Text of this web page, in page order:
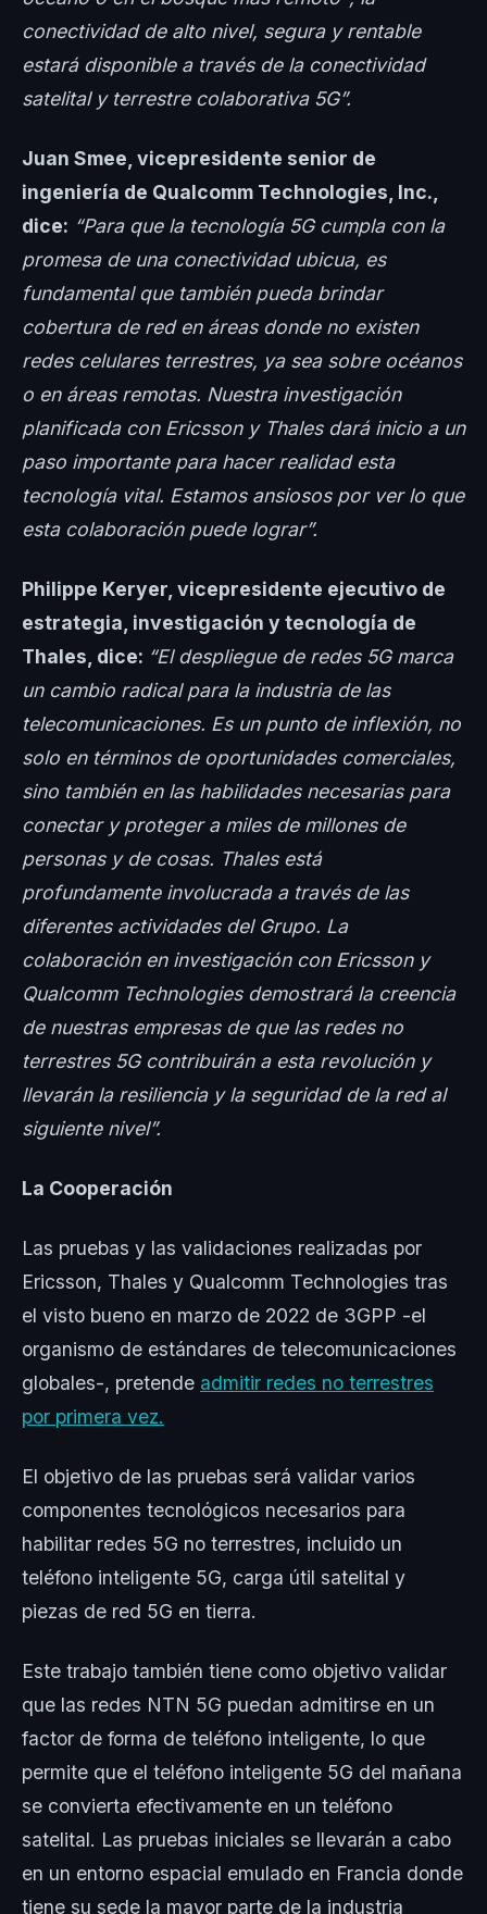
conectividad de alto nivel, segura y rentable
estará disponible a través de la conectividad
satelital y terrestre colaborativa 5G”.
Juan Smee, vicepresidente senior de
ingeniería de Qualcomm Technologies, Inc.,
dice: “Para que la tecnología 5G cumpla con la
promesa de una conectividad ubicua, es
fundamental que también pueda brindar
cobertura de red en áreas donde no existen
redes celulares terrestres, ya sea sobre océanos
o en áreas remotas. Nuestra investigación
planificada con Ericsson y Thales dará inicio a un
paso importante para hacer realidad esta
tecnología vital. Estamos ansiosos por ver lo que
esta colaboración puede lograr”.
Philippe Keryer, vicepresidente ejecutivo de
estrategia, investigación y tecnología de
Thales, dice: “El despliegue de redes 5G marca
un cambio radical para la industria de las
telecomunicaciones. Es un punto de inflexión, no
solo en términos de oportunidades comerciales,
sino también en las habilidades necesarias para
conectar y proteger a miles de millones de
personas y de cosas. Thales está
profundamente involucrada a través de las
diferentes actividades del Grupo. La
colaboración en investigación con Ericsson y
Qualcomm Technologies demostrará la creencia
de nuestras empresas de que las redes no
terrestres 5G contribuirán a esta revolución y
llevarán la resiliencia y la seguridad de la red al
siguiente nivel”.
La Cooperación
Las pruebas y las validaciones realizadas por
Ericsson, Thales y Qualcomm Technologies tras
el visto bueno en marzo de 2022 de 3GPP -el
organismo de estándares de telecomunicaciones
globales-, pretende admitir redes no terrestres
por primera vez.
El objetivo de las pruebas será validar varios
componentes tecnológicos necesarios para
habilitar redes 5G no terrestres, incluido un
teléfono inteligente 5G, carga útil satelital y
piezas de red 5G en tierra.
Este trabajo también tiene como objetivo validar
que las redes NTN 5G puedan admitirse en un
factor de forma de teléfono inteligente, lo que
permite que el teléfono inteligente 5G del mañana
se convierta efectivamente en un teléfono
satelital. Las pruebas iniciales se llevarán a cabo
en un entorno espacial emulado en Francia donde
tiene su sede la mayor parte de la industria